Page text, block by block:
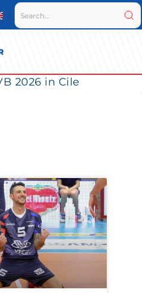
2026 in Cile